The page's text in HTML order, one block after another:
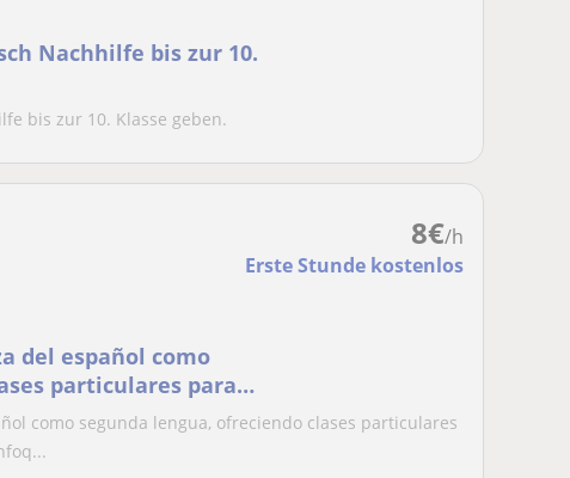
Nachhilfe bis zur 10.
bis zur 10. Klasse geben.
8€/h
Erste Stunde kostenlos
del español como
particulares para
como segunda lengua, ofreciendo clases particulares